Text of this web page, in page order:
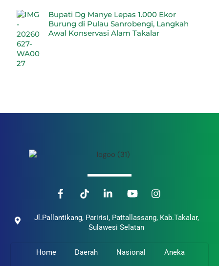
Bupati Dg Manye Lepas 1.000 Ekor
Burung di Pulau Sanrobengi, Langkah
Awal Konservasi Alam Takalar
Jl.Pallantikang, Paririsi, Pattallassang, Kab.Takalar,
Sulawesi Selatan
Home Daerah Nasional Aneka